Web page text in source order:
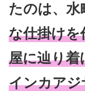
たのは、水
な仕掛けを
屋に辿り着
インカア